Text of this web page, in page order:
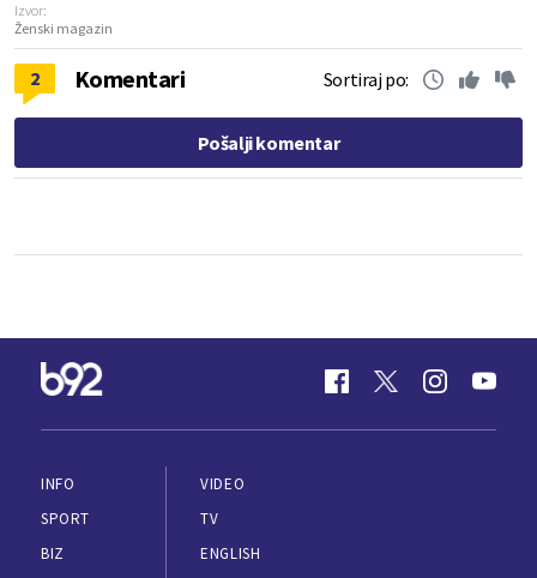
Izvor:
Ženski magazin
2 Komentari Sortiraj po:
Pošalji komentar
INFO
SPORT
BIZ
VIDEO
TV
ENGLISH